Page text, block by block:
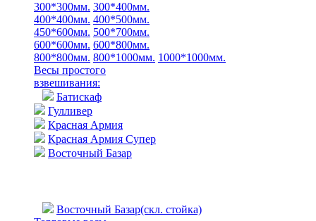
300*300мм. 300*400мм.
400*400мм. 400*500мм.
450*600мм. 500*700мм.
600*600мм. 600*800мм.
800*800мм. 800*1000мм. 1000*1000мм.
Весы простого
взвешивания:
Батискаф
Гулливер
Красная Армия
Красная Армия Супер
Восточный Базар
Восточный Базар(скл. стойка)